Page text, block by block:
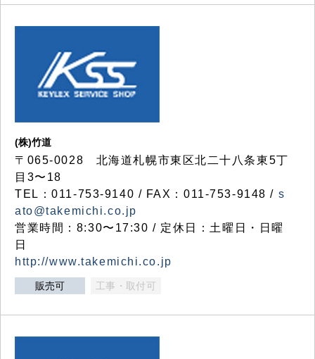
(株)竹道
〒065-0028 北海道札幌市東区北二十八条東5丁
目3〜18
TEL：011-753-9140 / FAX：011-753-9148 / s
ato@takemichi.co.jp
営業時間：8:30〜17:30 / 定休日：土曜日・日曜
日
http://www.takemichi.co.jp
販売可 工事・取付可